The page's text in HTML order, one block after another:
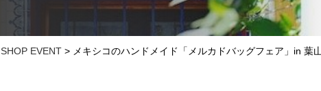
SHOP EVENT > メキシコのハンドメイド「メルカドバッグフェア」in 葉